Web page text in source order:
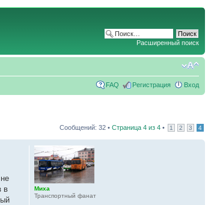
Расширенный поиск
FAQ Регистрация Вход
Сообщений: 32 • Страница 4 из 4 • 1 2 3 4
в
Миха
Транспортный фанат